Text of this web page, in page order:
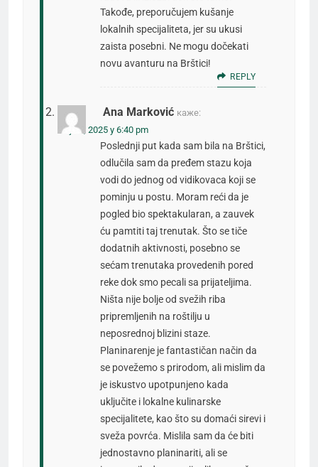
Takođe, preporučujem kušanje
lokalnih specijaliteta, jer su ukusi
zaista posebni. Ne mogu dočekati
novu avanturu na Brštici!
REPLY
Ana Marković каже:
мај 11, 2025 у 6:40 pm
Poslednji put kada sam bila na Brštici,
odlučila sam da pređem stazu koja
vodi do jednog od vidikovaca koji se
pominju u postu. Moram reći da je
pogled bio spektakularan, a zauvek
ću pamtiti taj trenutak. Što se tiče
dodatnih aktivnosti, posebno se
sećam trenutaka provedenih pored
reke dok smo pecali sa prijateljima.
Ništa nije bolje od svežih riba
pripremljenih na roštilju u
neposrednoj blizini staze.
Planinarenje je fantastičan način da
se povežemo s prirodom, ali mislim da
je iskustvo upotpunjeno kada
uključite i lokalne kulinarske
specijalitete, kao što su domaći sirevi i
sveža povrća. Mislila sam da će biti
jednostavno planinariti, ali se